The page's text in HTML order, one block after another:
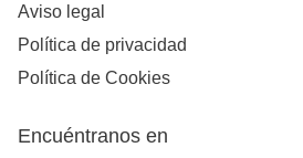
Aviso legal
Política de privacidad
Política de Cookies
Encuéntranos en